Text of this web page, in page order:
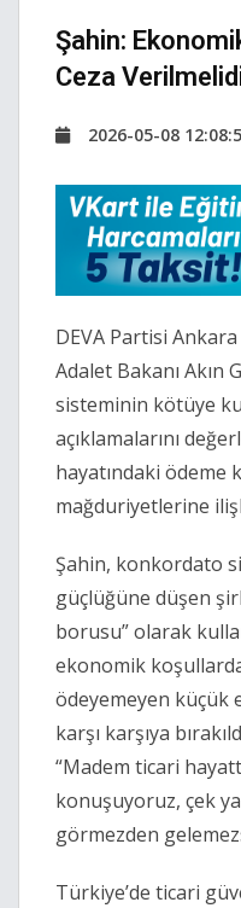
Şahin:
Ceza
2026-05-08
DEVA Partisi
Adalet Bakanı Akın
sisteminin kötüye
açıklamalarını
hayatındaki ödeme
mağduriyetlerine
Şahin, konkordato
güçlüğüne düşen
borusu” olarak
ekonomik
ödeyemeyen küçük
karşı karşıya
“Madem ticari
konuşuyoruz, çek
görmezden
Türkiye’de ticari